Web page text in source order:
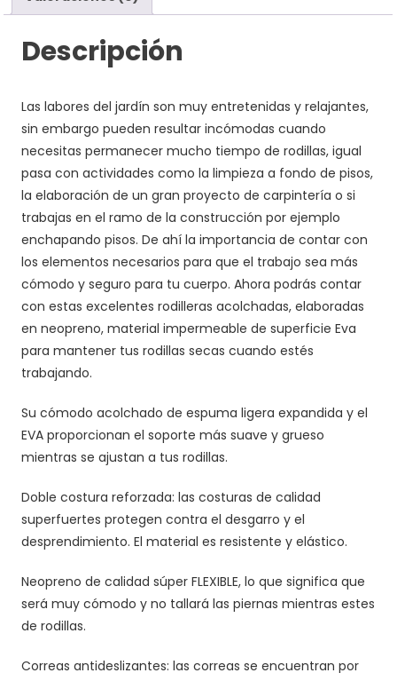
Descripción
Las labores del jardín son muy entretenidas y relajantes,
sin embargo pueden resultar incómodas cuando
necesitas permanecer mucho tiempo de rodillas, igual
pasa con actividades como la limpieza a fondo de pisos,
la elaboración de un gran proyecto de carpintería o si
trabajas en el ramo de la construcción por ejemplo
enchapando pisos. De ahí la importancia de contar con
los elementos necesarios para que el trabajo sea más
cómodo y seguro para tu cuerpo. Ahora podrás contar
con estas excelentes rodilleras acolchadas, elaboradas
en neopreno, material impermeable de superficie Eva
para mantener tus rodillas secas cuando estés
trabajando.
Su cómodo acolchado de espuma ligera expandida y el
EVA proporcionan el soporte más suave y grueso
mientras se ajustan a tus rodillas.
Doble costura reforzada: las costuras de calidad
superfuertes protegen contra el desgarro y el
desprendimiento. El material es resistente y elástico.
Neopreno de calidad súper FLEXIBLE, lo que significa que
será muy cómodo y no tallará las piernas mientras estes
de rodillas.
Correas antideslizantes: las correas se encuentran por